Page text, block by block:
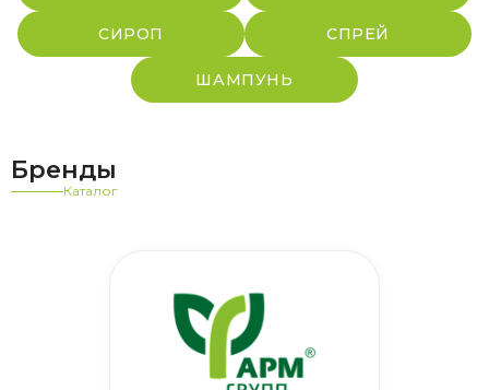
СИРОП СПРЕЙ
ШАМПУНЬ
Бренды
Каталог